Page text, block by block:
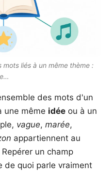
liés à un même thème :
des mots d'un
une même idée ou à un
vague, marée,
appartiennent au
un champ
de quoi parle vraiment